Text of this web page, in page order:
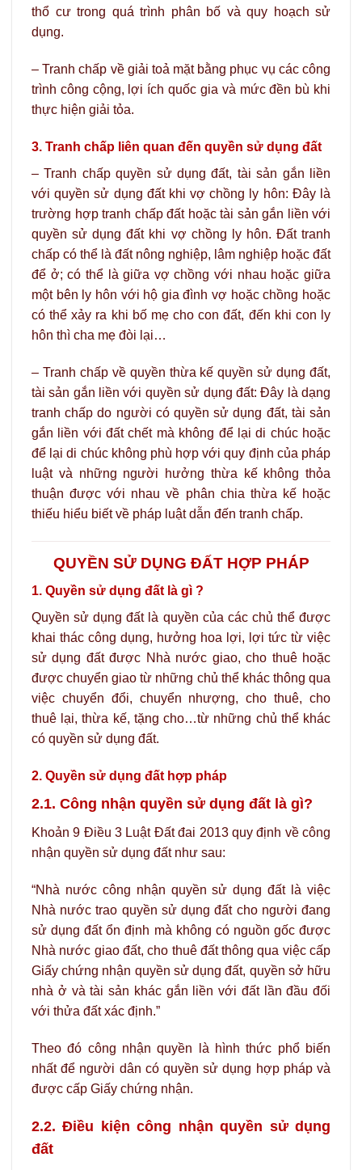
thổ cư trong quá trình phân bố và quy hoạch sử
dụng.
– Tranh chấp về giải toả mặt bằng phục vụ các công
trình công cộng, lợi ích quốc gia và mức đền bù khi
thực hiện giải tỏa.
3. Tranh chấp liên quan đến quyền sử dụng đất
– Tranh chấp quyền sử dụng đất, tài sản gắn liền
với quyền sử dụng đất khi vợ chồng ly hôn: Đây là
trường hợp tranh chấp đất hoặc tài sản gắn liền với
quyền sử dụng đất khi vợ chồng ly hôn. Đất tranh
chấp có thể là đất nông nghiệp, lâm nghiệp hoặc đất
để ở; có thể là giữa vợ chồng với nhau hoặc giữa
một bên ly hôn với hộ gia đình vợ hoặc chồng hoặc
có thể xảy ra khi bố mẹ cho con đất, đến khi con ly
hôn thì cha mẹ đòi lại…
– Tranh chấp về quyền thừa kế quyền sử dụng đất,
tài sản gắn liền với quyền sử dụng đất: Đây là dạng
tranh chấp do người có quyền sử dụng đất, tài sản
gắn liền với đất chết mà không để lại di chúc hoặc
để lại di chúc không phù hợp với quy định của pháp
luật và những người hưởng thừa kế không thỏa
thuận được với nhau về phân chia thừa kế hoặc
thiếu hiểu biết về pháp luật dẫn đến tranh chấp.
QUYỀN SỬ DỤNG ĐẤT HỢP PHÁP
1. Quyền sử dụng đất là gì ?
Quyền sử dụng đất là quyền của các chủ thể được
khai thác công dụng, hưởng hoa lợi, lợi tức từ việc
sử dụng đất được Nhà nước giao, cho thuê hoặc
được chuyển giao từ những chủ thể khác thông qua
việc chuyển đổi, chuyển nhượng, cho thuê, cho
thuê lại, thừa kế, tặng cho…từ những chủ thể khác
có quyền sử dụng đất.
2. Quyền sử dụng đất hợp pháp
2.1. Công nhận quyền sử dụng đất là gì?
Khoản 9 Điều 3 Luật Đất đai 2013 quy định về công
nhận quyền sử dụng đất như sau:
“Nhà nước công nhận quyền sử dụng đất là việc
Nhà nước trao quyền sử dụng đất cho người đang
sử dụng đất ổn định mà không có nguồn gốc được
Nhà nước giao đất, cho thuê đất thông qua việc cấp
Giấy chứng nhận quyền sử dụng đất, quyền sở hữu
nhà ở và tài sản khác gắn liền với đất lần đầu đối
với thửa đất xác định.”
Theo đó công nhận quyền là hình thức phổ biến
nhất để người dân có quyền sử dụng hợp pháp và
được cấp Giấy chứng nhận.
2.2. Điều kiện công nhận quyền sử dụng
đất